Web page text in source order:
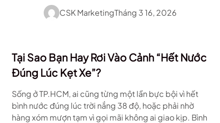
CSK MarketingTháng 3 16, 2026
Tại Sao Bạn Hay Rơi Vào Cảnh “Hết Nước
Đúng Lúc Kẹt Xe”?
Sống ở TP.HCM, ai cũng từng một lần bực bội vì hết
bình nước đúng lúc trời nắng 38 độ, hoặc phải nhờ
hàng xóm mượn tạm vì gọi mãi không ai giao kịp. Bình